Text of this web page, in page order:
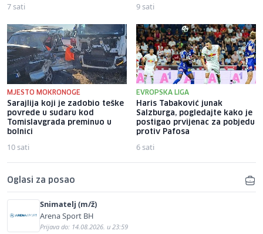
7 sati 9 sati
MJESTO MOKRONOGE
Sarajlija koji je zadobio teške
povrede u sudaru kod
Tomislavgrada preminuo u
bolnici
10 sati
EVROPSKA LIGA
Haris Tabaković junak
Salzburga, pogledajte kako je
postigao prvijenac za pobjedu
protiv Pafosa
6 sati
Oglasi za posao
Snimatelj (m/ž)
Arena Sport BH
Prijava do: 14.08.2026. u 23:59